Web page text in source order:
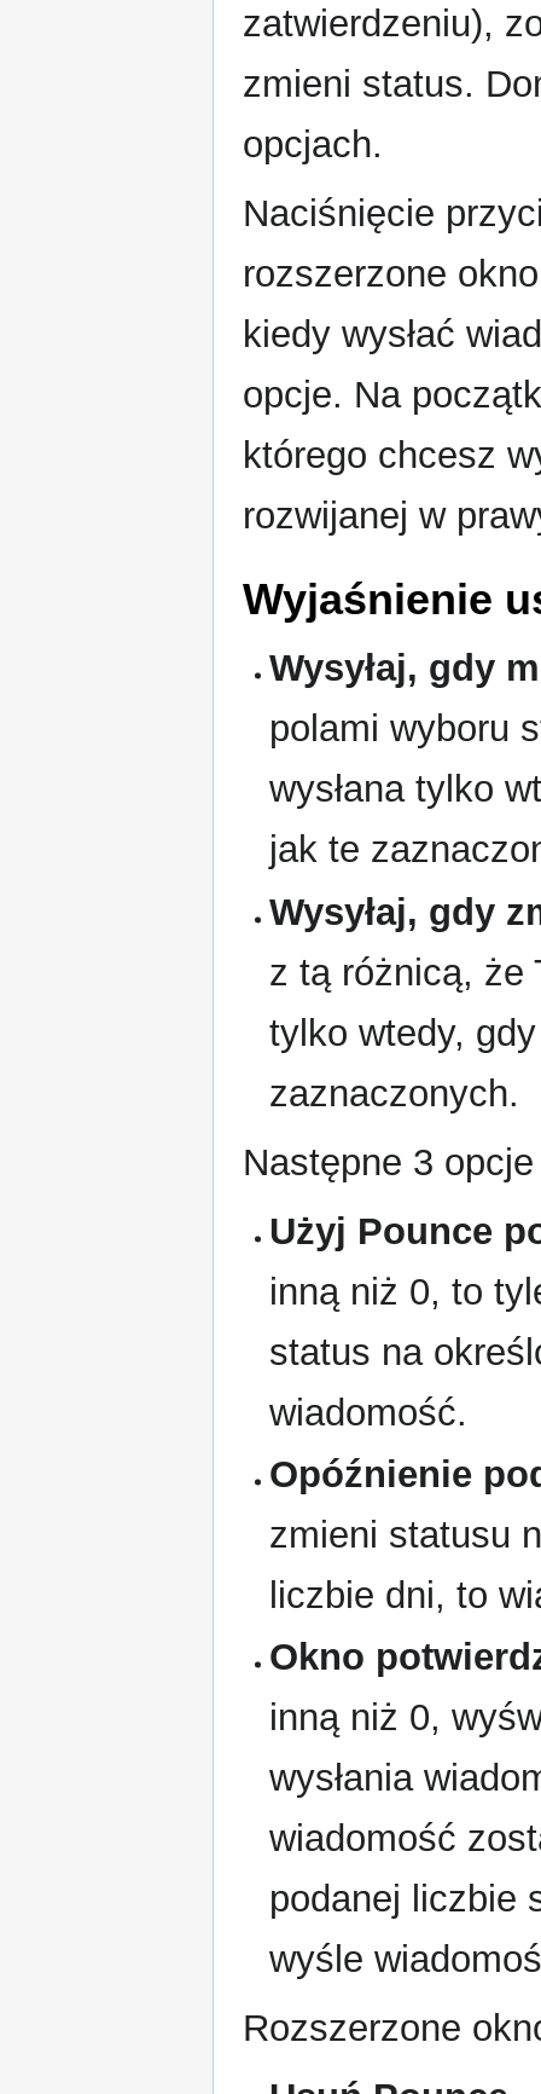
zatwierdzeniu),
zmieni status.
opcjach.
Naciśnięcie
rozszerzone
kiedy wysłać
opcje. Na
którego chcesz
rozwijanej w
Wyjaśnienie
Wysyłaj, gdy
polami wyboru
wysłana tylko
jak te
Wysyłaj, gdy
z tą różnicą, że
tylko wtedy,
zaznaczonych.
Następne 3
Użyj Pounce
inną niż 0, to
status na
wiadomość.
Opóźnienie
zmieni statusu
liczbie dni, to
Okno
inną niż 0,
wysłania
wiadomość
podanej liczbie
wyśle
Rozszerzone